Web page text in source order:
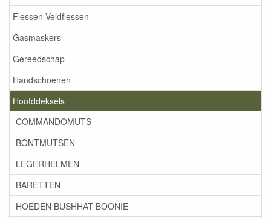
Flessen-Veldflessen
Gasmaskers
Gereedschap
Handschoenen
Hoofddeksels
COMMANDOMUTS
BONTMUTSEN
LEGERHELMEN
BARETTEN
HOEDEN BUSHHAT BOONIE